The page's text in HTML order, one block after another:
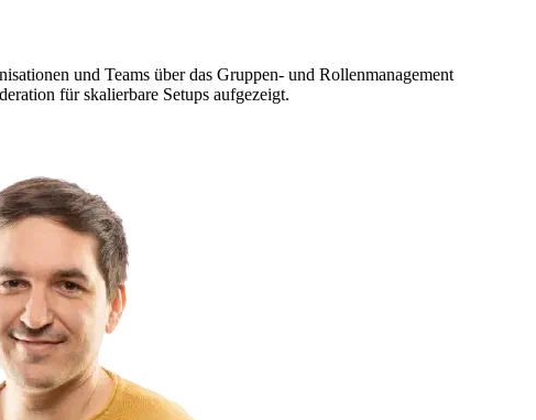
und Teams über das Gruppen- und Rollenmanagement
für skalierbare Setups aufgezeigt.